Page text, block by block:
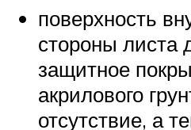
поверхность
стороны листа
защитное
акрилового
отсутствие, а